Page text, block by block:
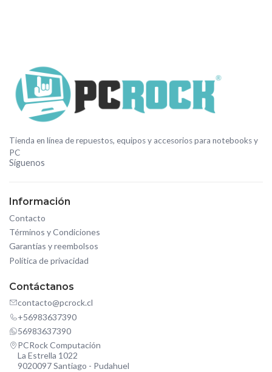
Tienda en línea de repuestos, equipos y accesorios para notebooks y
PC
Síguenos
Información
Contacto
Términos y Condiciones
Garantías y reembolsos
Política de privacidad
Contáctanos
contacto@pcrock.cl
+56983637390
56983637390
PCRock Computación
La Estrella 1022
9020097 Santiago - Pudahuel